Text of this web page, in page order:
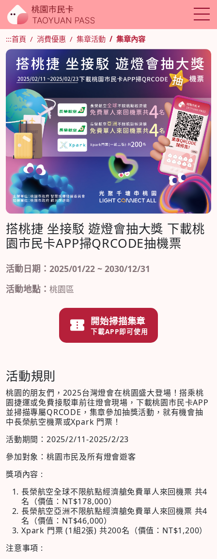
:::首頁 消費優惠 集章活動 集章內容
搭桃捷 坐接駁 遊燈會抽大獎 下載桃
園市民卡APP掃QRCODE抽機票
活動日期：2025/01/22 ~ 2030/12/31
活動地點： 桃園區
開始掃描集章
下載APP即可使用
活動規則
桃園的朋友們，2025台灣燈會在桃園盛大登場！搭乘桃
園捷運或免費接駁車前往燈會現場，下載桃園市民卡APP
並掃描專屬QRCODE，集章參加抽獎活動，就有機會抽
中長榮航空機票或Xpark 門票！
活動期間：2025/2/11-2025/2/23
參加對象：桃園市民及所有燈會遊客
獎項內容 :
長榮航空全球不限航點經濟艙免費單人來回機票 共4
名（價值：NT$178,000）
長榮航空亞洲不限航點經濟艙免費單人來回機票 共4
名（價值：NT$46,000）
Xpark 門票 (1組2張) 共200名（價值：NT$1,200）
注意事項 :